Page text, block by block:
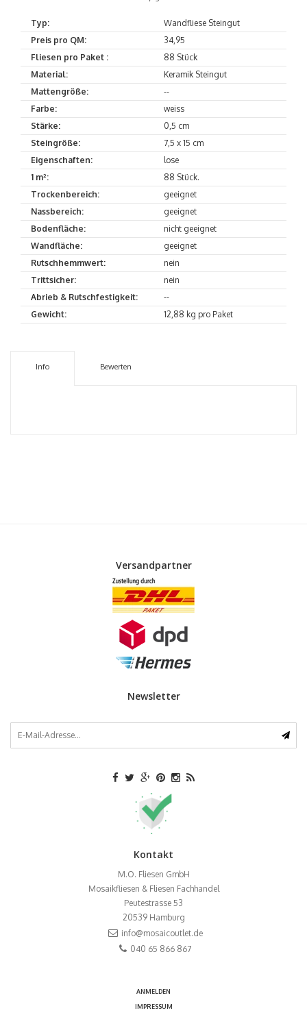
Typ:
Wandfliese Steingut
Preis pro QM:
34,95
Fliesen pro Paket :
88 Stück
Material:
Keramik Steingut
Mattengröße:
--
Farbe:
weiss
Stärke:
0,5 cm
Steingröße:
7,5 x 15 cm
Eigenschaften:
lose
1 m²:
88 Stück.
Trockenbereich:
geeignet
Nassbereich:
geeignet
Bodenfläche:
nicht geeignet
Wandfläche:
geeignet
Rutschhemmwert:
nein
Trittsicher:
nein
Abrieb & Rutschfestigkeit:
--
Gewicht:
12,88 kg pro Paket
Info Bewerten
Versandpartner
Newsletter
Kontakt
M.O. Fliesen GmbH
Mosaikfliesen & Fliesen Fachhandel
Peutestrasse 53
20539 Hamburg
info@mosaicoutlet.de
040 65 866 867
ANMELDEN
IMPRESSUM